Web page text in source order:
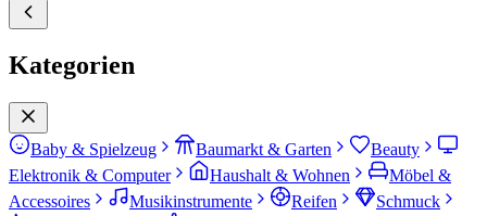
Kategorien
Baby & Spielzeug Baumarkt & Garten
Beauty
Elektronik & Computer
Haushalt & Wohnen
Möbel &
Accessoires
Musikinstrumente Reifen
Schmuck